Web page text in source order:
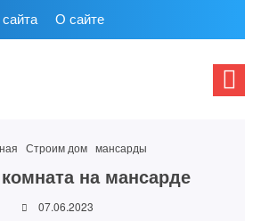
О сайте
Строим дом мансарды
на мансарде
07.06.2023